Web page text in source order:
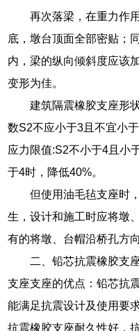
再次落梁，在重力作
底，墩台顶面全部密贴；
内，梁的纵向倾斜度应该
变形为佳。
建筑隔震橡胶支座形
数S2不应小于3且不宜小
应力限值:S2不小于4且小
于4时，降低40%。
但使用油毛毡支座时
生，设计和施工时应将墩
有的将墩、台帽沿桥孔方
二、铅芯抗震橡胶支
支座支座的优点：铅芯抗
能满足抗震设计及使用要
抗震橡胶支座耐久性好，